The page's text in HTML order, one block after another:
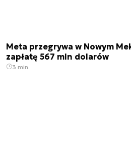
Meta przegrywa w Nowym
zapłatę 567 mln dolarów
3 min.